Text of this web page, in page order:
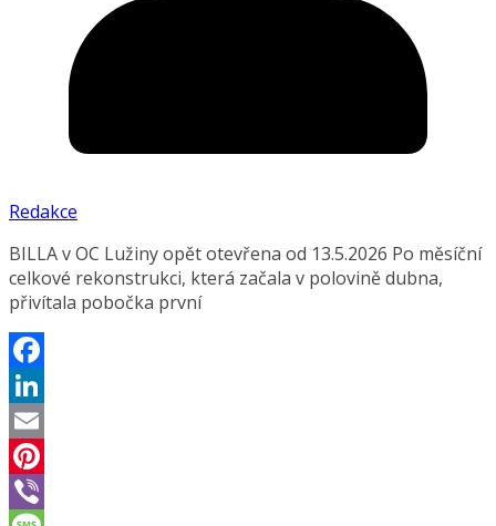
Redakce
BILLA v OC Lužiny opět otevřena od 13.5.2026 Po měsíční
celkové rekonstrukci, která začala v polovině dubna,
přivítala pobočka první
Facebook
LinkedIn
Email
Pinterest